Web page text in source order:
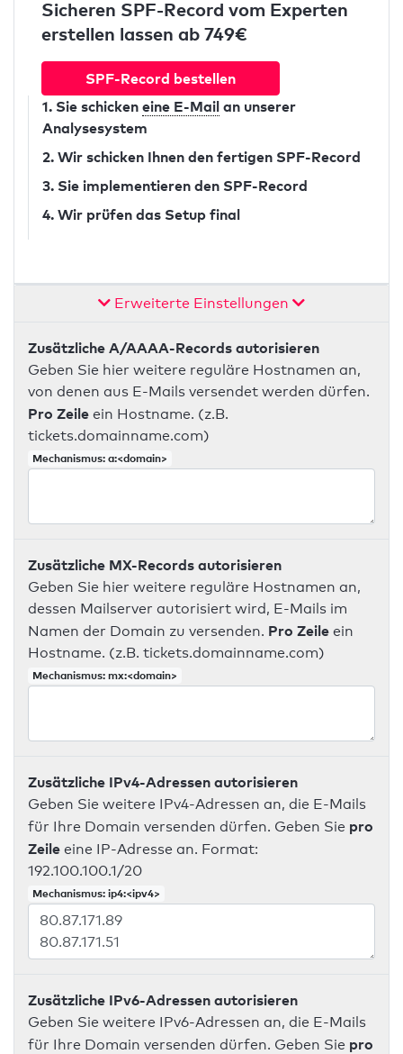
Sicheren SPF-Record vom Experten
erstellen lassen ab 749€
SPF-Record bestellen
1. Sie schicken eine E-Mail an unserer
Analysesystem
2. Wir schicken Ihnen den fertigen SPF-Record
3. Sie implementieren den SPF-Record
4. Wir prüfen das Setup final
Erweiterte Einstellungen
Zusätzliche A/AAAA-Records autorisieren
Geben Sie hier weitere reguläre Hostnamen an,
von denen aus E-Mails versendet werden dürfen.
Pro Zeile ein Hostname. (z.B.
tickets.domainname.com)
Mechanismus: a:<domain>
Zusätzliche MX-Records autorisieren
Geben Sie hier weitere reguläre Hostnamen an,
dessen Mailserver autorisiert wird, E-Mails im
Namen der Domain zu versenden. Pro Zeile ein
Hostname. (z.B. tickets.domainname.com)
Mechanismus: mx:<domain>
Zusätzliche IPv4-Adressen autorisieren
Geben Sie weitere IPv4-Adressen an, die E-Mails
für Ihre Domain versenden dürfen. Geben Sie pro
Zeile eine IP-Adresse an. Format:
192.100.100.1/20
Mechanismus: ip4:<ipv4>
Zusätzliche IPv6-Adressen autorisieren
Geben Sie weitere IPv6-Adressen an, die E-Mails
für Ihre Domain versenden dürfen. Geben Sie pro